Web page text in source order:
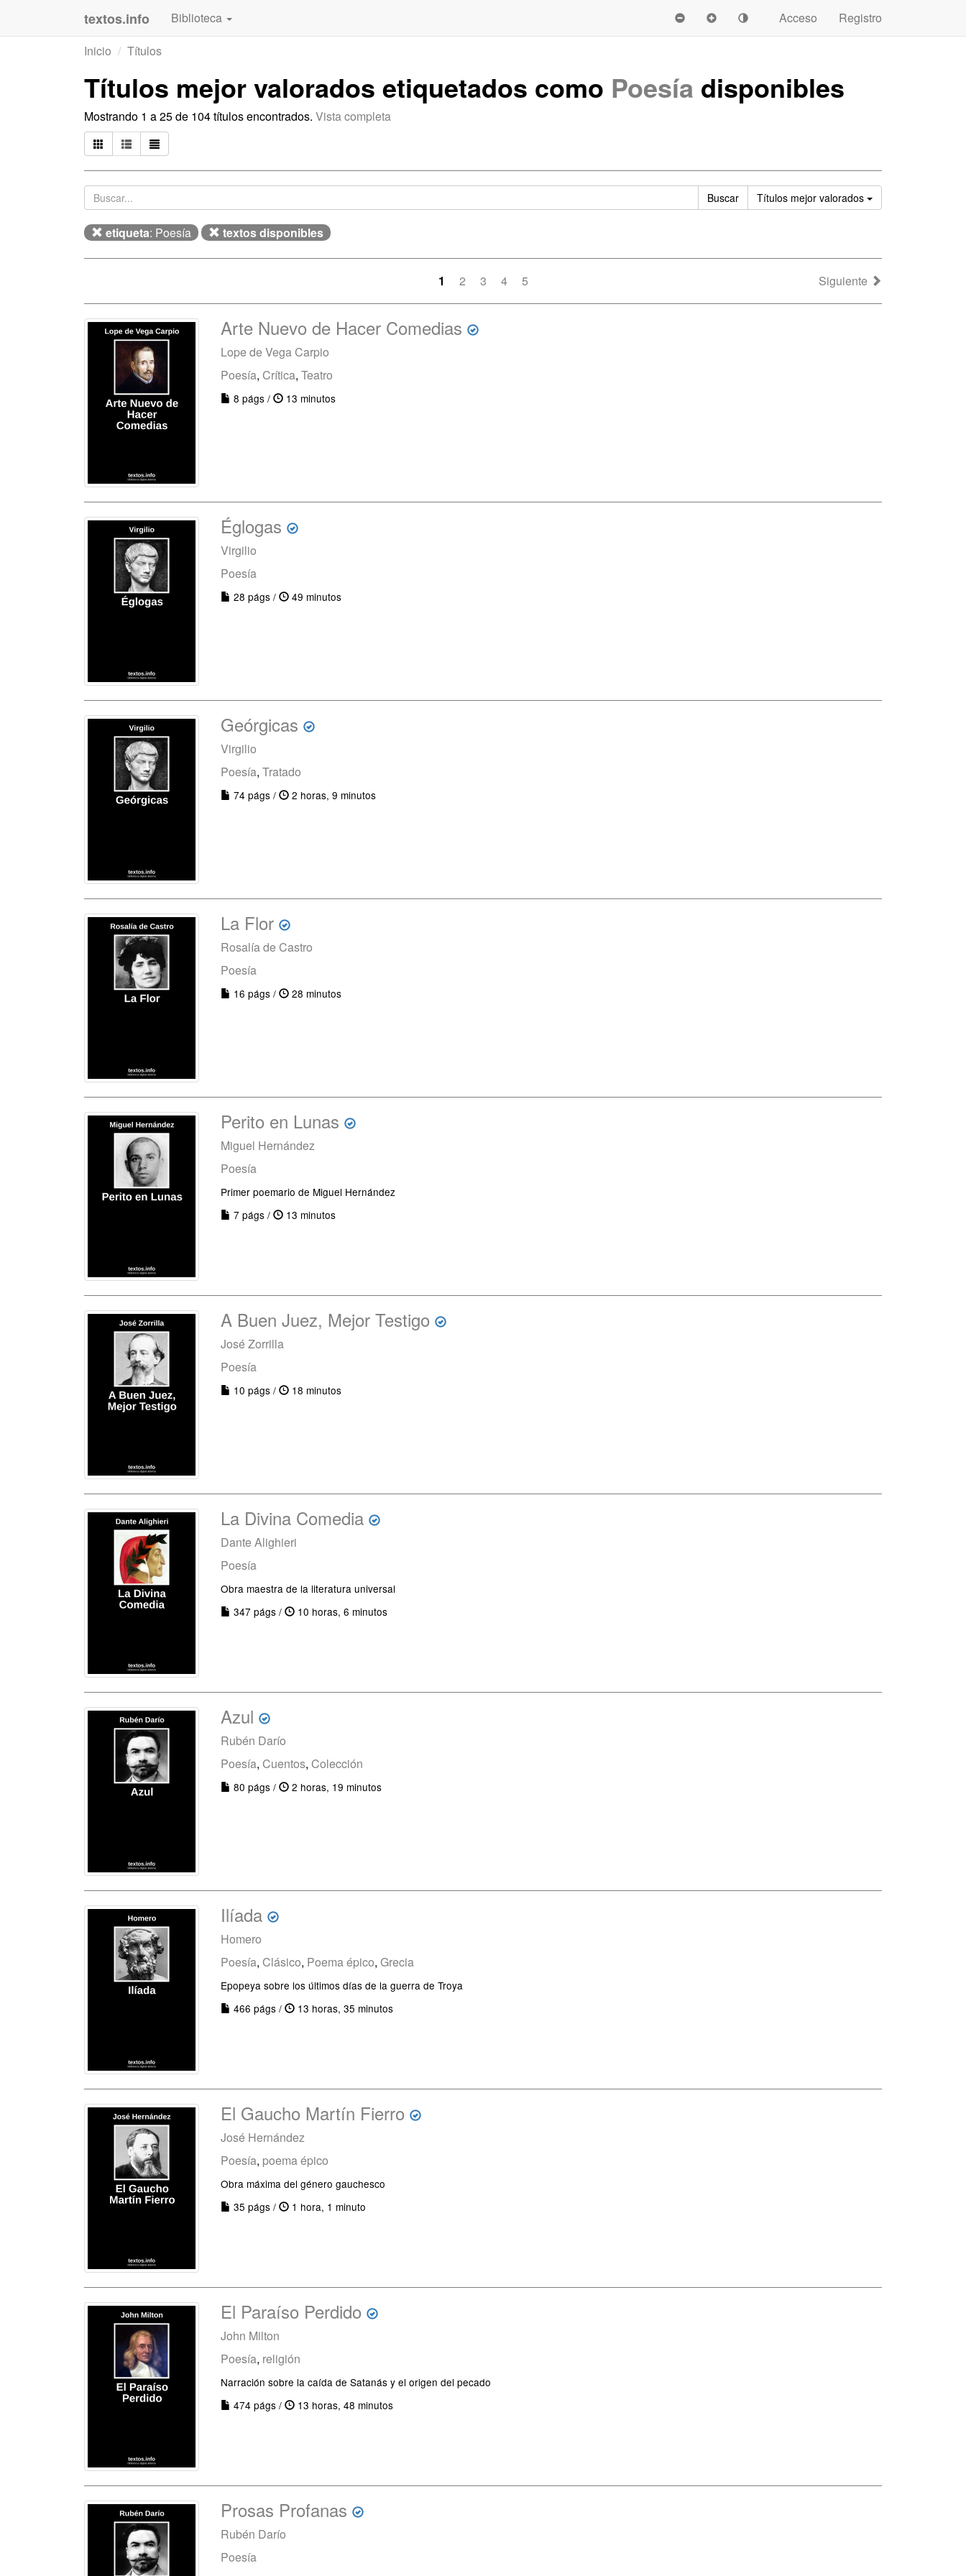
textos.info Biblioteca Acceso
Registro
Inicio
Títulos
Títulos mejor valorados etiquetados como Poesía disponibles
Mostrando 1 a 25 de 104 títulos encontrados. Vista completa
Buscar Títulos mejor valorados Ordenar
etiqueta: Poesía textos disponibles
1 2 3 4 5 Siguiente
Arte Nuevo de Hacer Comedias
Lope de Vega Carpio
Poesía, Crítica, Teatro
8 págs / 13 minutos
Églogas
Virgilio
Poesía
28 págs / 49 minutos
Geórgicas
Virgilio
Poesía, Tratado
74 págs / 2 horas, 9 minutos
La Flor
Rosalía de Castro
Poesía
16 págs / 28 minutos
Perito en Lunas
Miguel Hernández
Poesía
Primer poemario de Miguel Hernández
7 págs /
13 minutos
A Buen Juez, Mejor Testigo
José Zorrilla
Poesía
10 págs / 18 minutos
La Divina Comedia
Dante Alighieri
Poesía
Obra maestra de la literatura universal
347 págs /
10 horas, 6 minutos
Azul
Rubén Darío
Poesía, Cuentos, Colección
80 págs / 2 horas, 19 minutos
Ilíada
Homero
Poesía, Clásico, Poema épico, Grecia
Epopeya sobre los últimos días de la guerra de Troya
466 págs /
13 horas, 35 minutos
El Gaucho Martín Fierro
José Hernández
Poesía, poema épico
Obra máxima del género gauchesco
35 págs /
1 hora, 1 minuto
El Paraíso Perdido
John Milton
Poesía, religión
Narración sobre la caída de Satanás y el origen del pecado
474 págs /
13 horas, 48 minutos
Prosas Profanas
Rubén Darío
Poesía